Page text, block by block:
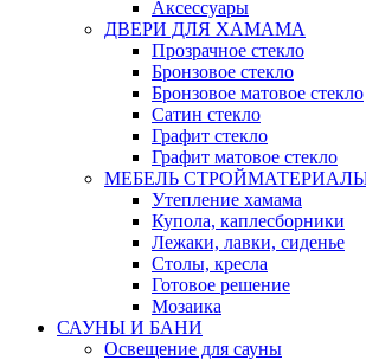
Аксессуары
ДВЕРИ ДЛЯ ХАМАМА
Прозрачное стекло
Бронзовое стекло
Бронзовое матовое стекло
Сатин стекло
Графит стекло
Графит матовое стекло
МЕБЕЛЬ
Утепление хамама
Купола, каплесборники
Лежаки, лавки, сиденье
Столы, кресла
Готовое решение
Мозаика
САУНЫ И БАНИ
Освещение для сауны